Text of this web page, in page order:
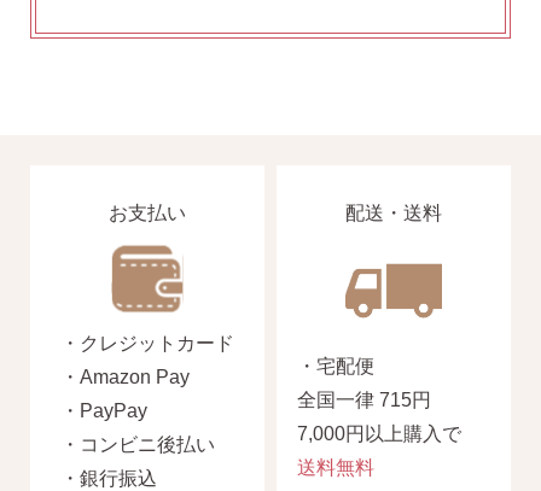
お支払い
・クレジットカード
・Amazon Pay
・PayPay
・コンビニ後払い
・銀行振込
配送・送料
・宅配便
全国一律 715円
7,000円以上購入で
送料無料